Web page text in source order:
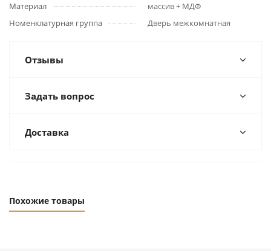
Материал
массив + МДФ
Номенклатурная группа
Дверь межкомнатная
Отзывы
Задать вопрос
Доставка
Похожие товары